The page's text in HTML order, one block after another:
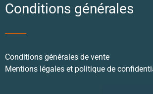
Conditions générales
Conditions générales de vente
Mentions légales et politique de